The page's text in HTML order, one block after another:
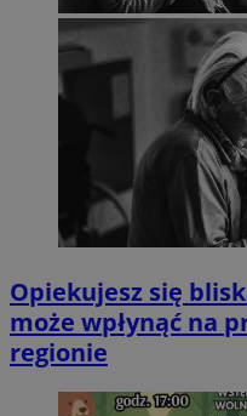
Opiekujesz się
może wpłynąć na
regionie